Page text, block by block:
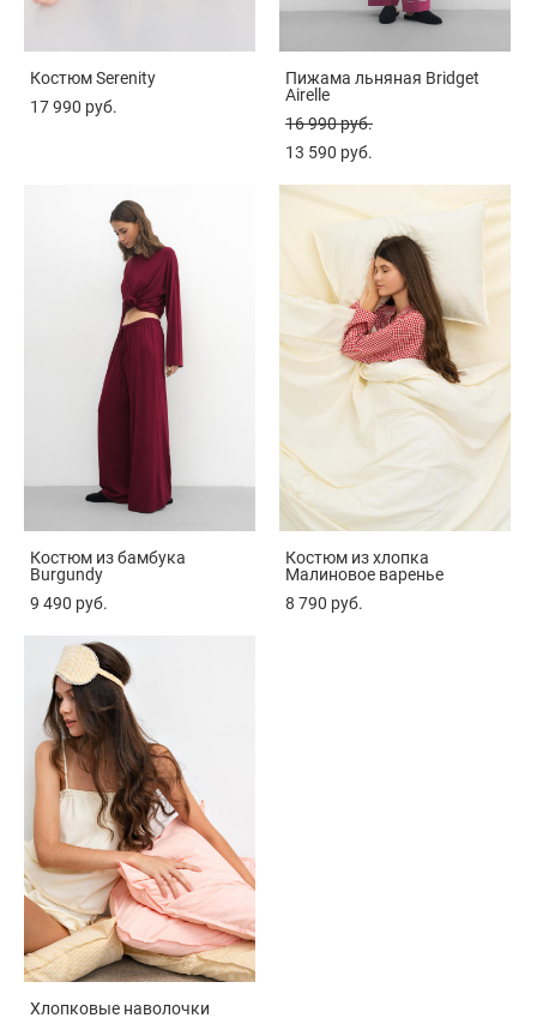
Костюм Serenity
17 990 pуб.
Пижама льняная Bridget
Airelle
16 990 pуб.
13 590 pуб.
Костюм из бамбука
Burgundy
9 490 pуб.
Костюм из хлопка
Малиновое варенье
8 790 pуб.
Хлопковые наволочки